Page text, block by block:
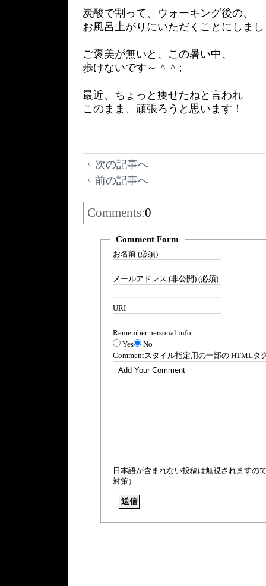
炭酸で割って、ウォーキング後の、
お風呂上がりにいただくことにしま
ご褒美が無いと、この暑い中、
歩けないです～ ^_^；
最近、ちょっと痩せたねと言われ
このまま、頑張ろうと思います！
次の記事へ
前の記事へ
Comments:0
Comment Form
お名前 (必須)
メールアドレス (非公開) (必須)
URI
Remember personal info
Yes
No
Commentスタイル指定用の一部の HTMLタ
日本語が含まれない投稿は無視されますの
対策）